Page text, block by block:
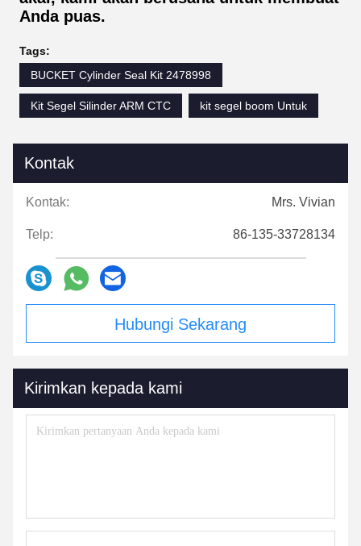
Anda puas.
Tags:
BUCKET Cylinder Seal Kit 2478998
Kit Segel Silinder ARM CTC kit segel boom Untuk
Kontak
Kontak: Mrs. Vivian
Telp: 86-135-33728134
Hubungi Sekarang
Kirimkan kepada kami